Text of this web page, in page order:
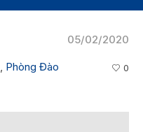
05/02/2020
, Phòng Đào
0